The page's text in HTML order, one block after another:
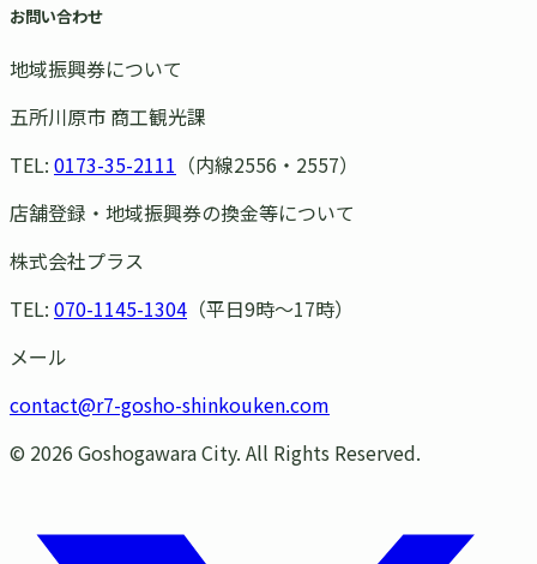
お問い合わせ
地域振興券について
五所川原市 商工観光課
TEL: 0173-35-2111 （内線2556・2557）
店舗登録・地域振興券の換金等について
株式会社プラス
TEL: 070-1145-1304 （平日9時〜17時）
メール
contact@r7-gosho-shinkouken.com
© 2026 Goshogawara City. All Rights Reserved.